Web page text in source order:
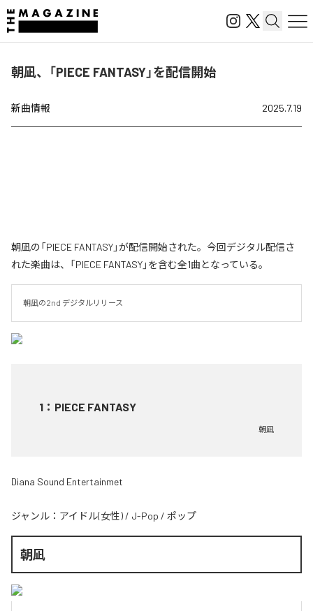
朝凪、「PIECE FANTASY」を配信開始
新曲情報 2025.7.19
朝凪の「PIECE FANTASY」が配信開始された。今回デジタル配信さ
れた楽曲は、「PIECE FANTASY」を含む全1曲となっている。
朝凪の2nd デジタルリリース
1 ： PIECE FANTASY
朝凪
Diana Sound Entertainmet
ジャンル： アイドル(女性) / J-Pop / ポップ
朝凪